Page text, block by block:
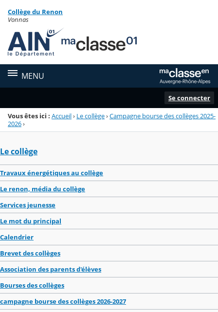
Menu de la rubrique
Contenu
Collège du Renon
Vonnas
MENU
Se connecter
Vous êtes ici : Accueil› Le collège›Campagne bourse des collèges 2025-
2026›
Le collège
Travaux énergétiques au collège
Le renon, média du collège
Services jeunesse
Le mot du principal
Calendrier
Brevet des collèges
Association des parents d'élèves
Bourses des collèges
campagne bourse des collèges 2026-2027